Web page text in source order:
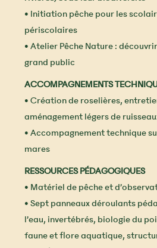
• Initiation pêche pour les
périscolaires
• Atelier Pêche Nature :
grand public
ACCOMPAGNEMENTS
• Création de roselières,
aménagement légers de
• Accompagnement technique
mares
RESSOURCES PÉDAGOGIQUES
• Matériel de pêche et
• Sept panneaux déroulants
l’eau, invertébrés, biologie du
faune et flore aquatique,